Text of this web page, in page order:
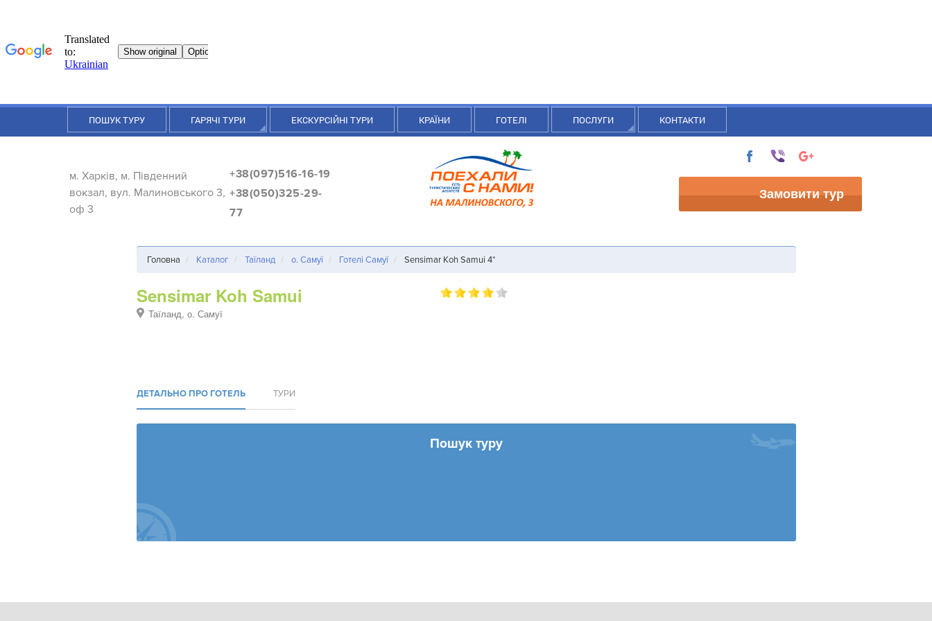
ПОШУК ТУРУ ГАРЯЧІ ТУРИ ЕКСКУРСІЙНІ ТУРИ КРАЇНИ ГОТЕЛІ ПОСЛУГИ КОНТАКТИ
м. Харків, м. Південний
вокзал, вул. Малиновського 3,
оф 3
+38(097)516-16-19
+38(050)325-29-
77
Замовити тур
Головна Каталог Таїланд о. Самуї Готелі Самуї Sensimar Koh Samui 4*
Sensimar Koh Samui
Таїланд, о. Самуї
ДЕТАЛЬНО ПРО ГОТЕЛЬ ТУРИ
Пошук туру